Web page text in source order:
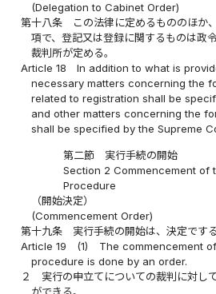
(Delegation to Cabinet Order)
第十八条
この法律に定めるもののほか
項で、登記又は登録に関するものは政
裁判所が定める。
Article 18
In addition to what is
necessary matters concerning the
related to registration shall be
and other matters concerning the
shall be specified by the Supreme
第二節 実行手続の開始
Section 2 Commencement of
Procedure
（開始決定）
(Commencement Order)
第十九条
実行手続の開始は、決定でする
Article 19
(1)
The commencement
procedure is done by an order.
２
実行の申立てについての裁判に対し
ができる。